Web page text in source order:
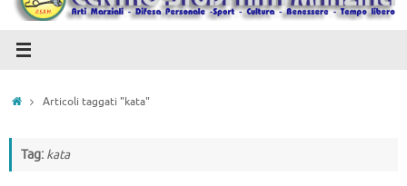
Articoli taggati "kata"
Tag: kata